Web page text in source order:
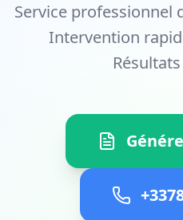
Service professionnel
Intervention